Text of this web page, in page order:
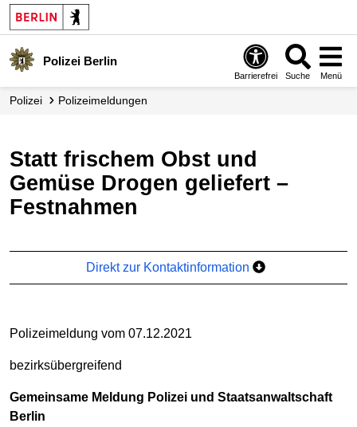
Polizei Berlin
Barrierefrei Suche Menü
Polizei Polizei­meldungen
Statt frischem Obst und
Gemüse Drogen geliefert –
Festnahmen
Direkt zur Kontaktinformation
Polizeimeldung vom 07.12.2021
bezirksübergreifend
Gemeinsame Meldung Polizei und Staatsanwaltschaft
Berlin